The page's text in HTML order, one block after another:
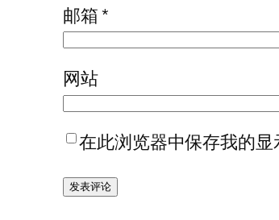
邮箱*
网站
在此浏览器中保存我的显